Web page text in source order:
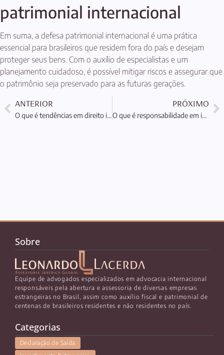
patrimonial internacional
Em suma, a defesa patrimonial internacional é uma prática
essencial para brasileiros que residem fora do país e desejam
proteger seus bens. Com o auxílio de especialistas e um
planejamento cuidadoso, é possível mitigar riscos e assegurar que
o patrimônio seja preservado para as futuras gerações.
ANTERIOR
O que é tendências em direito internacional e suas implicações
PRÓXIMO
O que é responsabilidade em investimentos internacionais
Sobre
Equipe de advogados especializados em advocacia internacional
responsáveis pela abertura e assessoria de diversas empresas
estrangeiras no Brasil, assim como auxílio fiscal e patrimonial de
centenas de brasileiros residentes e não residentes no país.
Categorias
Declaração de Saída